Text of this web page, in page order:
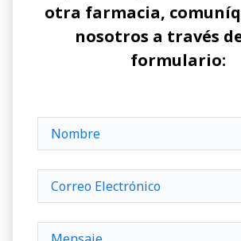
otra farmacia,
nosotros a través
formulario: